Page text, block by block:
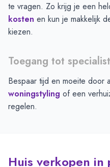
te vragen. Zo krijg je een
kosten en kun je makkelijk
kiezen.
Toegang tot
Bespaar tijd en moeite door
woningstyling of een
regelen.
Huis verkopen in